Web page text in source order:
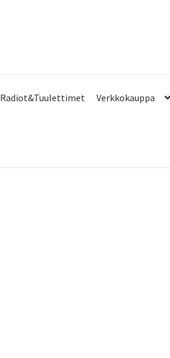
Radiot&Tuulettimet Verkkokauppa